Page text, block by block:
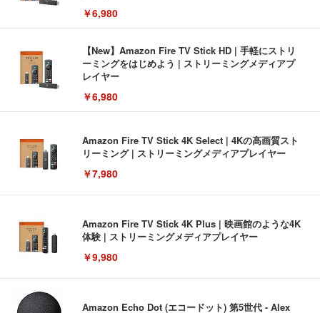
￥6,980
【New】Amazon Fire TV Stick HD | 手軽にストリ
ーミングをはじめよう | ストリーミングメディアプ
レイヤー
￥6,980
Amazon Fire TV Stick 4K Select | 4Kの高画質スト
リーミング | ストリーミングメディアプレイヤー
￥7,980
Amazon Fire TV Stick 4K Plus | 映画館のような4K
体験 | ストリーミングメディアプレイヤー
￥9,980
Amazon Echo Dot (エコードット) 第5世代 - Alex